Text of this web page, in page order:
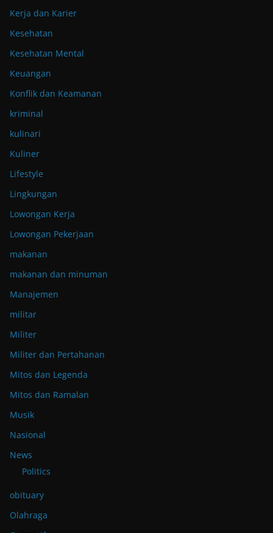
Kerja dan Karier
Kesehatan
Kesehatan Mental
Keuangan
Konflik dan Keamanan
kriminal
kulinari
Kuliner
Lifestyle
Lingkungan
Lowongan Kerja
Lowongan Pekerjaan
makanan
makanan dan minuman
Manajemen
militar
Militer
Militer dan Pertahanan
Mitos dan Legenda
Mitos dan Ramalan
Musik
Nasional
News
Politics
obituary
Olahraga